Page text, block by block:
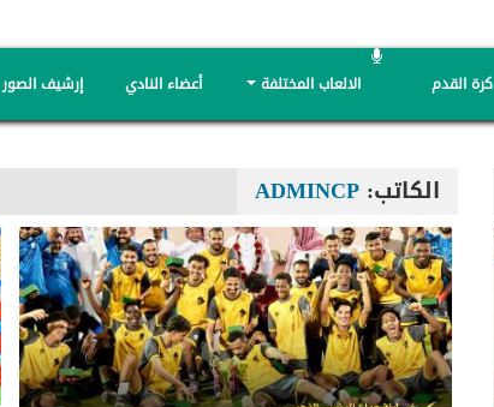
كرة القدم الالعاب المختلفة أعضاء النادي إرشيف الصور
الكاتب: ADMINCP